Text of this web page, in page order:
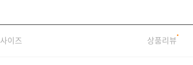
사이즈 상품리뷰